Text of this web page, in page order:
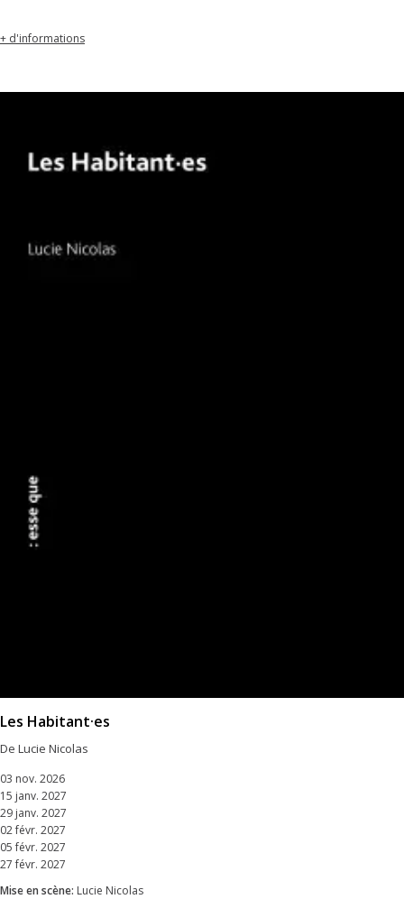
+ d'informations
Les Habitant·es
De Lucie Nicolas
03 nov. 2026
15 janv. 2027
29 janv. 2027
02 févr. 2027
05 févr. 2027
27 févr. 2027
Mise en scène: Lucie Nicolas